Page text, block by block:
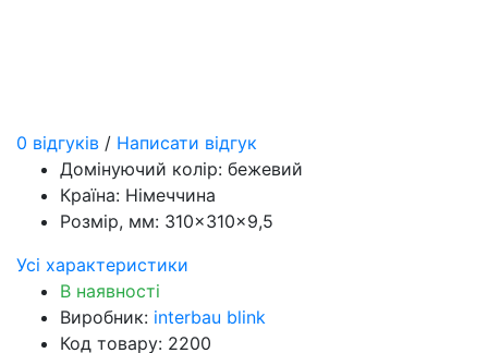
0 відгуків / Написати відгук
Домінуючий колір: бежевий
Країна: Німеччина
Розмір, мм: 310×310×9,5
Усі характеристики
В наявності
Виробник: interbau blink
Код товару: 2200